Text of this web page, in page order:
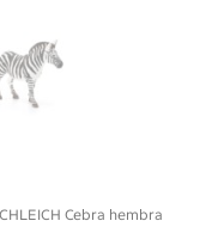
Cebra hembra